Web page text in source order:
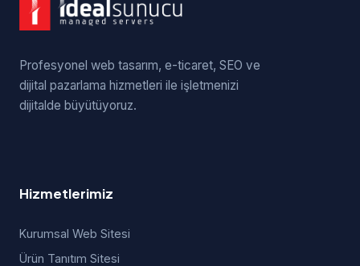
Profesyonel web tasarım, e-ticaret, SEO ve
dijital pazarlama hizmetleri ile işletmenizi
dijitalde büyütüyoruz.
Hizmetlerimiz
Kurumsal Web Sitesi
Ürün Tanıtım Sitesi